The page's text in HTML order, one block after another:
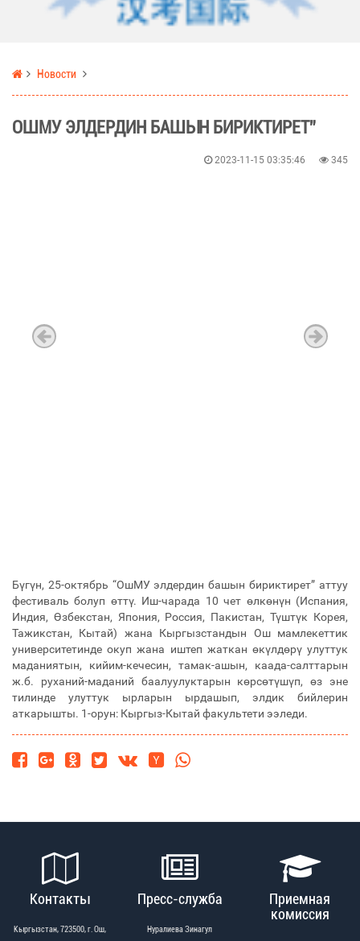
Новости
ОШМУ ЭЛДЕРДИН БАШЫН БИРИКТИРЕТ”
2023-11-15 03:35:46 345
Бүгүн, 25-октябрь “ОшМУ элдердин башын бириктирет” аттуу
фестиваль болуп өттү. Иш-чарада 10 чет өлкөнүн (Испания,
Индия, Өзбекстан, Япония, Россия, Пакистан, Түштүк Корея,
Тажикстан, Кытай) жана Кыргызстандын Ош мамлекеттик
университетинде окуп жана иштеп жаткан өкүлдөрү улуттук
маданиятын, кийим-кечесин, тамак-ашын, каада-салттарын
ж.б. руханий-маданий баалуулуктарын көрсөтүшүп, өз эне
тилинде улуттук ырларын ырдашып, элдик бийлерин
аткарышты. 1-орун: Кыргыз-Кытай факультети ээледи.
Контакты
Кыргызстан, 723500, г. Ош,
Пресс-служба
Нуралиева Зинагул
Приемная
комиссия